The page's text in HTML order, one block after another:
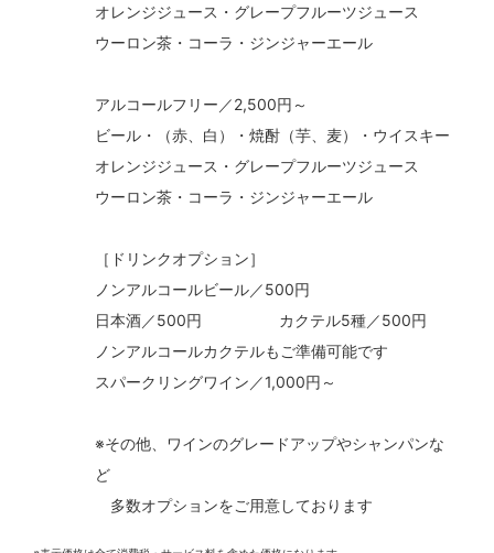
オレンジジュース・グレープフルーツジュース
ウーロン茶・コーラ・ジンジャーエール
アルコールフリー／2,500円～
ビール・（赤、白）・焼酎（芋、麦）・ウイスキー
オレンジジュース・グレープフルーツジュース
ウーロン茶・コーラ・ジンジャーエール
［ドリンクオプション］
ノンアルコールビール／500円
日本酒／500円
カクテル5種／500円
ノンアルコールカクテルもご準備可能です
スパークリングワイン／1,000円～
※その他、ワインのグレードアップやシャンパンな
ど
多数オプションをご用意しております